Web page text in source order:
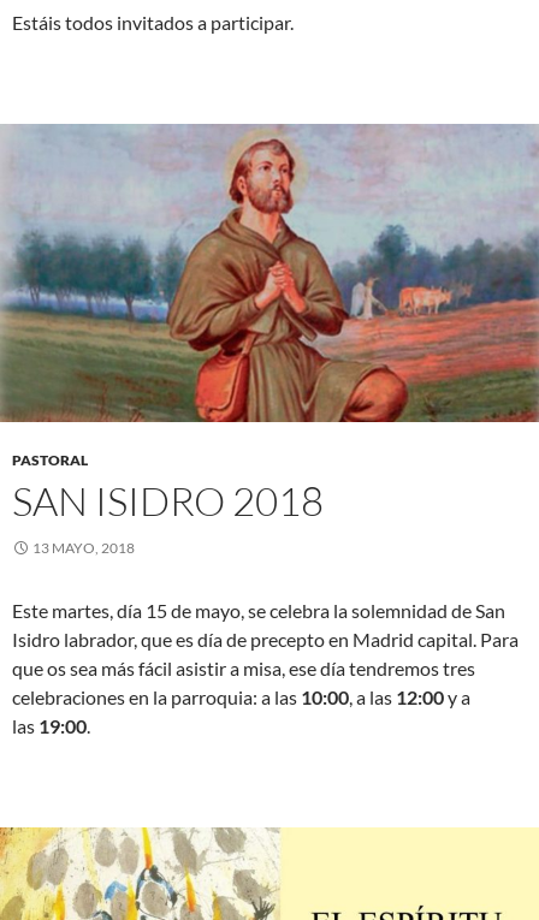
Estáis todos invitados a participar.
PASTORAL
SAN ISIDRO 2018
13 MAYO, 2018
Este martes, día 15 de mayo, se celebra la solemnidad de San
Isidro labrador, que es día de precepto en Madrid capital. Para
que os sea más fácil asistir a misa, ese día tendremos tres
celebraciones en la parroquia: a las 10:00, a las 12:00y a
las 19:00.